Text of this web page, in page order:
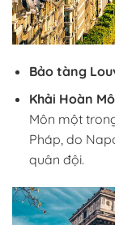
Bảo tàng
Khải Hoàn
Môn một
Pháp, do
quân đội.